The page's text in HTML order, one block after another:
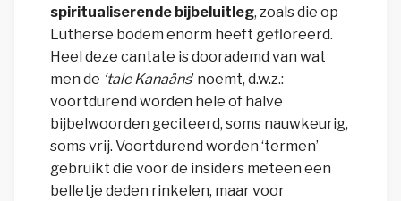
spiritualiserende bijbeluitleg, zoals die op
Lutherse bodem enorm heeft gefloreerd.
Heel deze cantate is doorademd van wat
men de ‘tale Kanaäns’ noemt, d.w.z.:
voortdurend worden hele of halve
bijbelwoorden geciteerd, soms nauwkeurig,
soms vrij. Voortdurend worden ‘termen’
gebruikt die voor de insiders meteen een
belletje deden rinkelen, maar voor